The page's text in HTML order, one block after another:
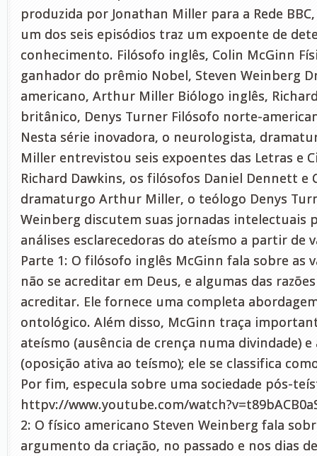
produzida por Jonathan Miller para a Rede
um dos seis episódios traz um expoente de
conhecimento. Filósofo inglês, Colin McGinn
ganhador do prêmio Nobel, Steven Weinberg
americano, Arthur Miller Biólogo inglês,
britânico, Denys Turner Filósofo norte-
Nesta série inovadora, o neurologista,
Miller entrevistou seis expoentes das Letras e
Richard Dawkins, os filósofos Daniel Dennett e
dramaturgo Arthur Miller, o teólogo Denys
Weinberg discutem suas jornadas intelectuais
análises esclarecedoras do ateísmo a partir de
Parte 1: O filósofo inglês McGinn fala sobre as
não se acreditar em Deus, e algumas das
acreditar. Ele fornece uma completa
ontológico. Além disso, McGinn traça
ateísmo (ausência de crença numa divindade)
(oposição ativa ao teísmo); ele se classifica
Por fim, especula sobre uma sociedade pós-
httpv://www.youtube.com/
2: O físico americano Steven Weinberg fala
argumento da criação, no passado e nos dias